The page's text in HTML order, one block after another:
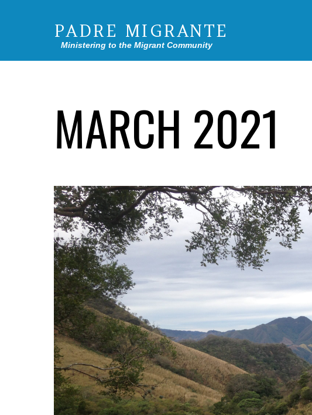
PADRE MIGRANTE
Ministering to the Migrant Community
MARCH 2021